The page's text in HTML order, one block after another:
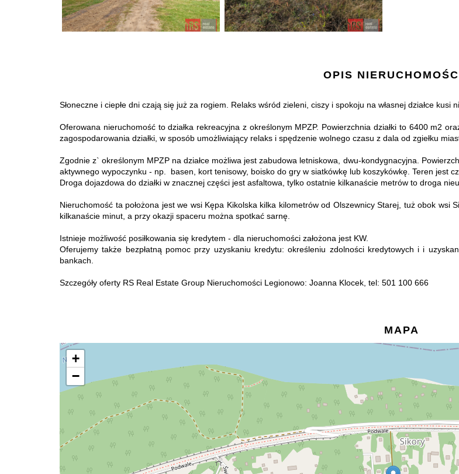
OPIS
Słoneczne i ciepłe dni czają się już za rogiem. Relaks wśród zieleni, ciszy i spokoju na własnej działce kusi
Oferowana nieruchomość to działka rekreacyjna z określonym MPZP. Powierzchnia działki to 6400 m2
zagospodarowania działki, w sposób umożliwiający relaks i spędzenie wolnego czasu z dala od zgiełku
Zgodnie z` określonym MPZP na działce możliwa jest zabudowa letniskowa, dwu-kondygnacyjna.
aktywnego wypoczynku - np. basen, kort tenisowy, boisko do gry w siatkówkę lub koszykówkę. Teren jest
Droga dojazdowa do działki w znacznej części jest asfaltowa, tylko ostatnie kilkanaście metrów to droga
Nieruchomość ta położona jest we wsi Kępa Kikolska kilka kilometrów od Olszewnicy Starej, tuż obok
kilkanaście minut, a przy okazji spaceru można spotkać sarnę.
Istnieje możliwość posiłkowania się kredytem - dla nieruchomości założona jest KW.
Oferujemy także bezpłatną pomoc przy uzyskaniu kredytu: określeniu zdolności kredytowych i i
bankach.
Szczegóły oferty RS Real Estate Group Nieruchomości Legionowo: Joanna Klocek, tel: 501 100 666
MAPA
+
−